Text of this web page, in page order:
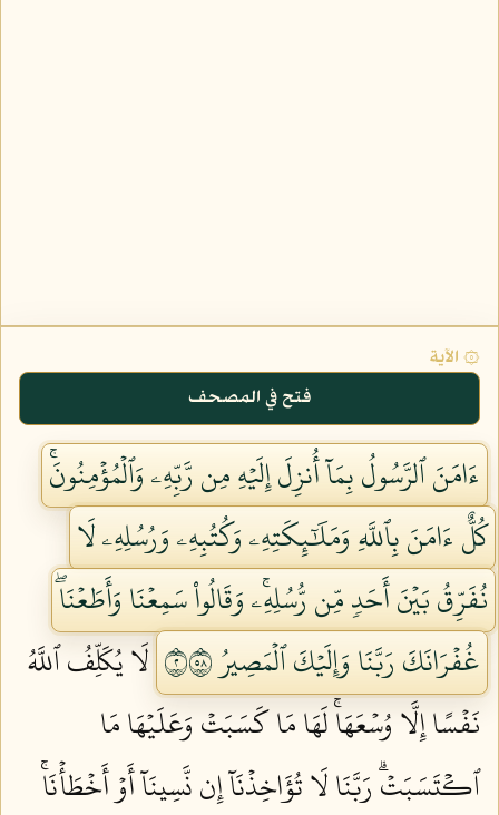
۞ الآية
فتح في المصحف
ءَامَنَ ٱلرَّسُولُ بِمَآ أُنزِلَ إِلَيۡهِ مِن رَّبِّهِۦ وَٱلۡمُؤۡمِنُونَۚ
كُلٌّ ءَامَنَ بِٱللَّهِ وَمَلَٰٓئِكَتِهِۦ وَكُتُبِهِۦ وَرُسُلِهِۦ لَا
نُفَرِّقُ بَيۡنَ أَحَدٖ مِّن رُّسُلِهِۦۚ وَقَالُواْ سَمِعۡنَا وَأَطَعۡنَاۖ
غُفۡرَانَكَ رَبَّنَا وَإِلَيۡكَ ٱلۡمَصِيرُ ٢٨٥
لَا يُكَلِّفُ ٱللَّهُ
نَفۡسًا إِلَّا وُسۡعَهَاۚ لَهَا مَا كَسَبَتۡ وَعَلَيۡهَا مَا
ٱكۡتَسَبَتۡۗ رَبَّنَا لَا تُؤَاخِذۡنَآ إِن نَّسِينَآ أَوۡ أَخۡطَأۡنَاۚ